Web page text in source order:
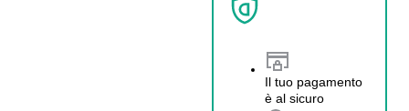
Il tuo pagamento
è al sicuro